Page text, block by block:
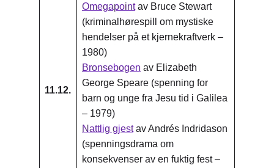
11.12.
Omegapointav Bruce Stewart
(kriminalhørespill om mystiske
hendelser på et kjernekraftverk –
1980)
Bronsebogen av Elizabeth
George Speare (spenning for
barn og unge fra Jesu tid i Galilea
– 1979)
Nattlig gjestav Andrés Indridason
(spenningsdrama om
konsekvenser av en fuktig fest –